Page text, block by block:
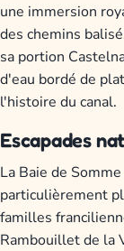
une immersion
des chemins
sa portion
d'eau bordé de
l'histoire du canal.
Escapades
La Baie de
particulièrement
familles
Rambouillet de la